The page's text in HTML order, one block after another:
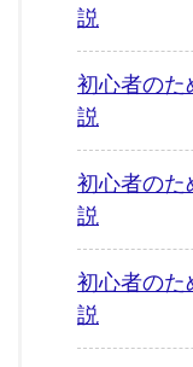
説
初心者の
説
初心者の
説
初心者の
説